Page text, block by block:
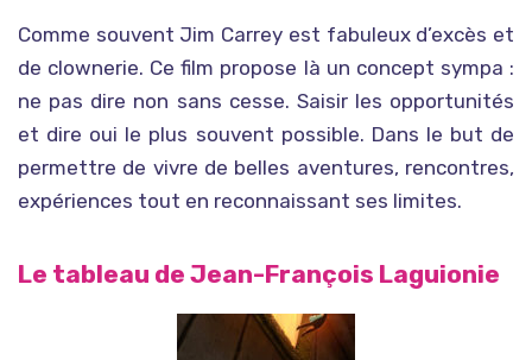
Comme souvent Jim Carrey est fabuleux d’excès et
de clownerie. Ce film propose là un concept sympa :
ne pas dire non sans cesse. Saisir les opportunités
et dire oui le plus souvent possible. Dans le but de
permettre de vivre de belles aventures, rencontres,
expériences tout en reconnaissant ses limites.
Le tableau de Jean-François Laguionie